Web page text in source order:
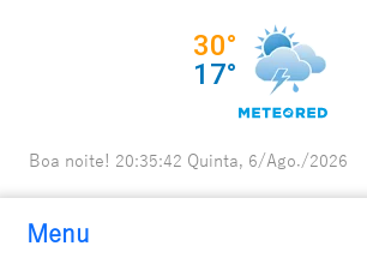
Boa noite! 20:35:43 Quinta, 6/Ago./2026
Menu